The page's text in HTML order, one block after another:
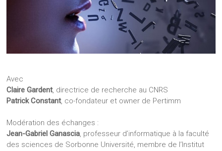
Avec
Claire Gardent, directrice de recherche au CNRS
Patrick Constant, co-fondateur et owner de Pertimm
Modération des échanges :
Jean-Gabriel Ganascia, professeur d’informatique à la faculté
des sciences de Sorbonne Université, membre de l’Institut